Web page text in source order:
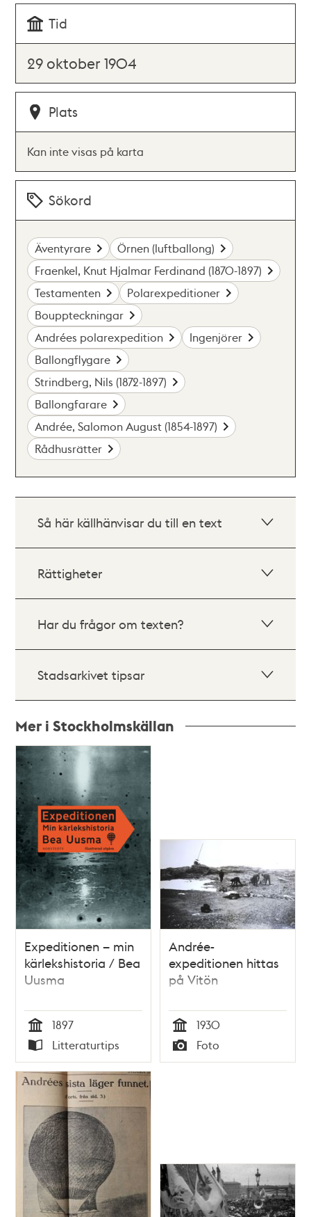
Tid
29 oktober 1904
Plats
Kan inte visas på karta
Sökord
Äventyrare
Örnen (luftballong)
Fraenkel, Knut Hjalmar Ferdinand (1870-1897)
Testamenten
Polarexpeditioner
Bouppteckningar
Andrées polarexpedition
Ingenjörer
Ballongflygare
Strindberg, Nils (1872-1897)
Ballongfarare
Andrée, Salomon August (1854-1897)
Rådhusrätter
Så här källhänvisar du till en text
Rättigheter
Har du frågor om texten?
Stadsarkivet tipsar
Mer i Stockholmskällan
Relaterade
poster
och
teman
Expeditionen – min
kärlekshistoria / Bea
Uusma
Tid
1897
Typ
Litteraturtips
Andrée-
expeditionen hittas
på Vitön
Tid
1930
Typ
Foto